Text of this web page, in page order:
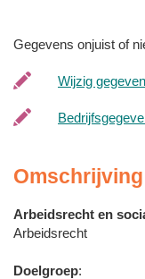
Gegevens onjuist of
Wijzig
Omschrijving
Arbeidsrecht en
Arbeidsrecht
Doelgroep: